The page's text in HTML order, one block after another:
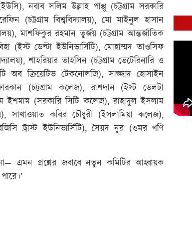
নবাব সলিম উল্লাহ পাপ্পু (চট্টগ্রাম সরকারি
(চট্টগ্রাম বিশ্ববিদ্যালয়), মো মাইনুল হাসান
মাশফিকুর রহমান তুর্জয় (চট্টগ্রাম আন্তর্জাতিক
(ইস্ট ডেল্টা ইউনিভার্সিটি), মোহাম্মদ তাওসিফ
শাহরিয়ার তাহসিন (চট্টগ্রাম ভেটেরিনারি ও
অব ক্রিয়েটিভ টেকনোলজি), সাজ্জাদ হোসাইন
(চট্টগ্রাম কলেজ), রাশদান (ইস্ট ডেলটা
ইশমাম (সরকারি সিটি কলেজ), রাহাদুল ইসলাম
সাখাওয়াত কবির চৌধুরী (ইসলামিয়া কলেজ),
ট্রাস্ট ইউনিভার্সিটি), সৈয়দ নুর (ওমর গণি
এমন প্রশ্নের জবাবে নতুন কমিটির আহ্বায়ক